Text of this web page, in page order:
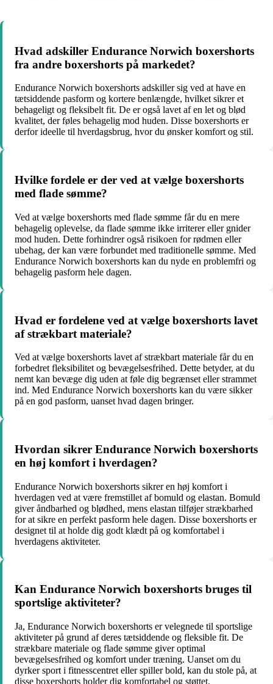
Hvad adskiller Endurance Norwich boxershorts
fra andre boxershorts på markedet?
Endurance Norwich boxershorts adskiller sig ved at have en
tætsiddende pasform og kortere benlængde, hvilket sikrer et
behageligt og fleksibelt fit. De er også lavet af en let og blød
kvalitet, der føles behagelig mod huden. Disse boxershorts er
derfor ideelle til hverdagsbrug, hvor du ønsker komfort og stil.
Hvilke fordele er der ved at vælge boxershorts
med flade sømme?
Ved at vælge boxershorts med flade sømme får du en mere
behagelig oplevelse, da flade sømme ikke irriterer eller gnider
mod huden. Dette forhindrer også risikoen for rødmen eller
ubehag, der kan være forbundet med traditionelle sømme. Med
Endurance Norwich boxershorts kan du nyde en problemfri og
behagelig pasform hele dagen.
Hvad er fordelene ved at vælge boxershorts lavet
af strækbart materiale?
Ved at vælge boxershorts lavet af strækbart materiale får du en
forbedret fleksibilitet og bevægelsesfrihed. Dette betyder, at du
nemt kan bevæge dig uden at føle dig begrænset eller strammet
ind. Med Endurance Norwich boxershorts kan du være sikker
på en god pasform, uanset hvad dagen bringer.
Hvordan sikrer Endurance Norwich boxershorts
en høj komfort i hverdagen?
Endurance Norwich boxershorts sikrer en høj komfort i
hverdagen ved at være fremstillet af bomuld og elastan. Bomuld
giver åndbarhed og blødhed, mens elastan tilføjer strækbarhed
for at sikre en perfekt pasform hele dagen. Disse boxershorts er
designet til at holde dig godt klædt på og komfortabel i
hverdagens aktiviteter.
Kan Endurance Norwich boxershorts bruges til
sportslige aktiviteter?
Ja, Endurance Norwich boxershorts er velegnede til sportslige
aktiviteter på grund af deres tætsiddende og fleksible fit. De
strækbare materiale og flade sømme giver optimal
bevægelsesfrihed og komfort under træning. Uanset om du
dyrker sport i fitnesscentret eller spiller bold, kan du stole på, at
disse boxershorts holder dig komfortabel og støttet.